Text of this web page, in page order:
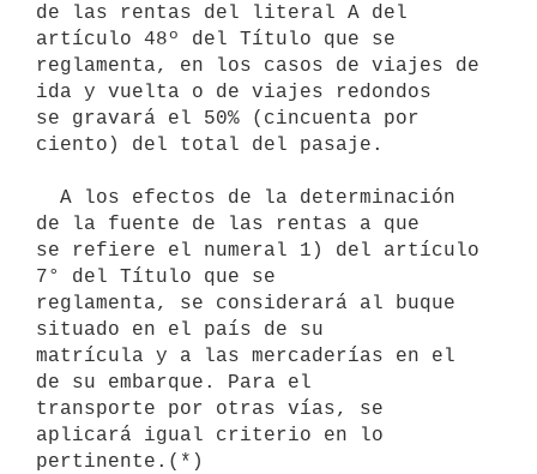
de las rentas del literal A del
artículo 48º del Título que se
reglamenta, en los casos de viajes de
ida y vuelta o de viajes redondos
se gravará el 50% (cincuenta por
ciento) del total del pasaje.
de la fuente de las rentas a que
se refiere el numeral 1) del artículo
7° del Título que se
reglamenta, se considerará al buque
situado en el país de su
matrícula y a las mercaderías en el
de su embarque. Para el
transporte por otras vías, se
aplicará igual criterio en lo
pertinente.(*)